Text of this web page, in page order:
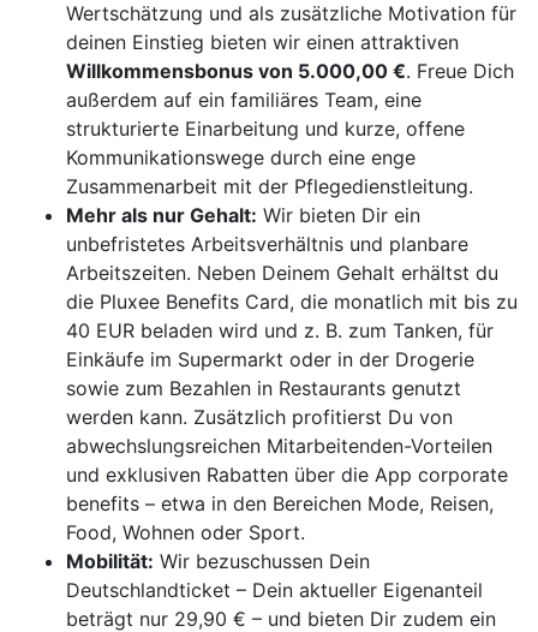
Wertschätzung und als zusätzliche Motivation für
deinen Einstieg bieten wir einen attraktiven
Willkommensbonus von 5.000,00 €. Freue Dich
außerdem auf ein familiäres Team, eine
strukturierte Einarbeitung und kurze, offene
Kommunikationswege durch eine enge
Zusammenarbeit mit der Pflegedienstleitung.
Mehr als nur Gehalt: Wir bieten Dir ein
unbefristetes Arbeitsverhältnis und planbare
Arbeitszeiten. Neben Deinem Gehalt erhältst du
die Pluxee Benefits Card, die monatlich mit bis zu
40 EUR beladen wird und z. B. zum Tanken, für
Einkäufe im Supermarkt oder in der Drogerie
sowie zum Bezahlen in Restaurants genutzt
werden kann. Zusätzlich profitierst Du von
abwechslungsreichen Mitarbeitenden-Vorteilen
und exklusiven Rabatten über die App corporate
benefits – etwa in den Bereichen Mode, Reisen,
Food, Wohnen oder Sport.
Mobilität: Wir bezuschussen Dein
Deutschlandticket – Dein aktueller Eigenanteil
beträgt nur 29,90 € – und bieten Dir zudem ein